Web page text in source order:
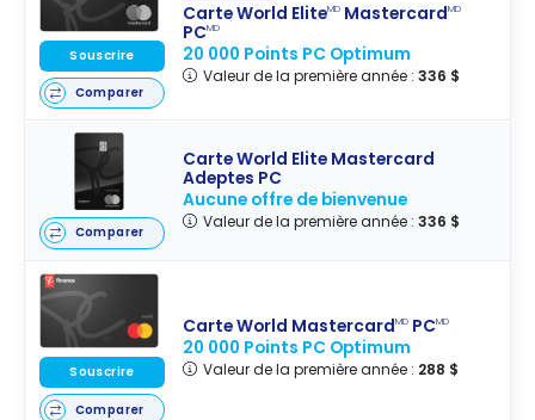
Carte World EliteMD MastercardMD
PCMD
20 000 Points PC Optimum
Valeur de la première année : 336 $
Souscrire
Comparer
Carte World Elite Mastercard
Adeptes PC
Aucune offre de bienvenue
Valeur de la première année : 336 $
Comparer
Carte World MastercardMD PCMD
20 000 Points PC Optimum
Valeur de la première année : 288 $
Souscrire
Comparer